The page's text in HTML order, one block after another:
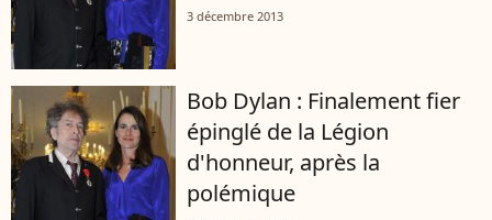
3 décembre 2013
Bob Dylan : Finalement fier
épinglé de la Légion
d'honneur, après la
polémique